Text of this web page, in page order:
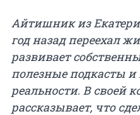
Айтишник из
год назад переехал
развивает
полезные подкасты
реальности. В своей
рассказывает, что